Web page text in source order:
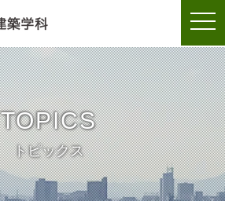
TOPICS
トピックス